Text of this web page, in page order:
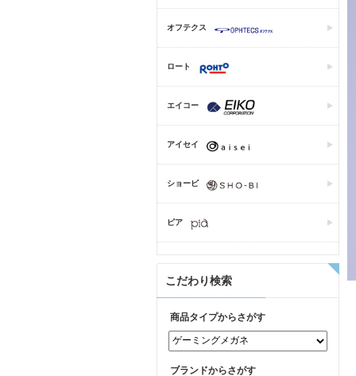
オフテクス
ロート
エイコー
アイセイ
ショービ
ピア
こだわり検索
商品タイプからさがす
ブランドからさがす